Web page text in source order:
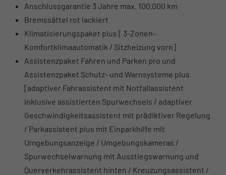
Anschlussgarantie 3 Jahre max. 100.000 km
Bremssättel rot lackiert
Klimatisierungspaket plus [ 3-Zonen-
Komfortklimaautomatik / Sitzheizung vorn]
Assistenzpaket Fahren und Parken pro und
Assistenzpaket Schutz- und Warnsysteme plus
[adaptiver Fahrassistent mit Notfallassistent
inklusive assistierten Spurwechsels / adaptiver
Geschwindigkeitsassistent mit prädiktiver Regelung
/ Parkassistent plus mit Einparkhilfe mit
Umgebungsanzeige / Umgebungskameras /
Spurwechselwarnung mit Ausstiegswarnung und
Querverkehrassistent hinten / Kreuzungsassistent /